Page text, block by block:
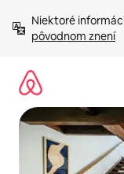
obsah.
Niektoré
pôvodnom znení